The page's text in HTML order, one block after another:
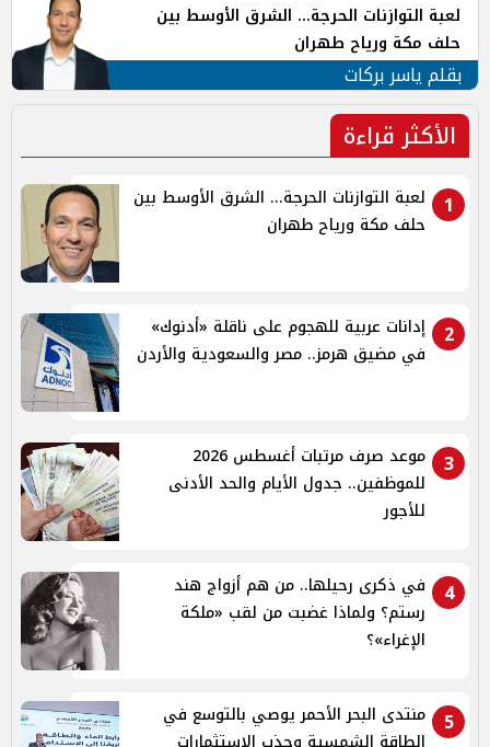
لعبة التوازنات الحرجة... الشرق الأوسط بين
حلف مكة ورياح طهران
بقلم ياسر بركات
الأكثر قراءة
1
لعبة التوازنات الحرجة... الشرق الأوسط بين
حلف مكة ورياح طهران
2
إدانات عربية للهجوم على ناقلة «أدنوك»
في مضيق هرمز.. مصر والسعودية والأردن
3
موعد صرف مرتبات أغسطس 2026
للموظفين.. جدول الأيام والحد الأدنى
للأجور
4
في ذكرى رحيلها.. من هم أزواج هند
رستم؟ ولماذا غضبت من لقب «ملكة
الإغراء»؟
5
منتدى البحر الأحمر يوصي بالتوسع في